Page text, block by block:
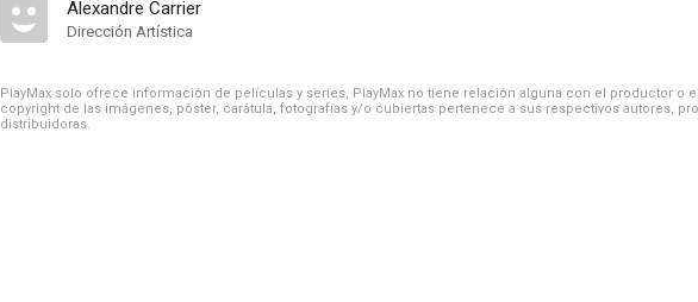
Alexandre Carrier
Dirección Artística
PlayMax solo ofrece información de películas y series, PlayMax no tiene relación alguna con el productor o
copyright de las imágenes, póster, carátula, fotografías y/o cubiertas pertenece a sus respectivos autores,
distribuidoras.